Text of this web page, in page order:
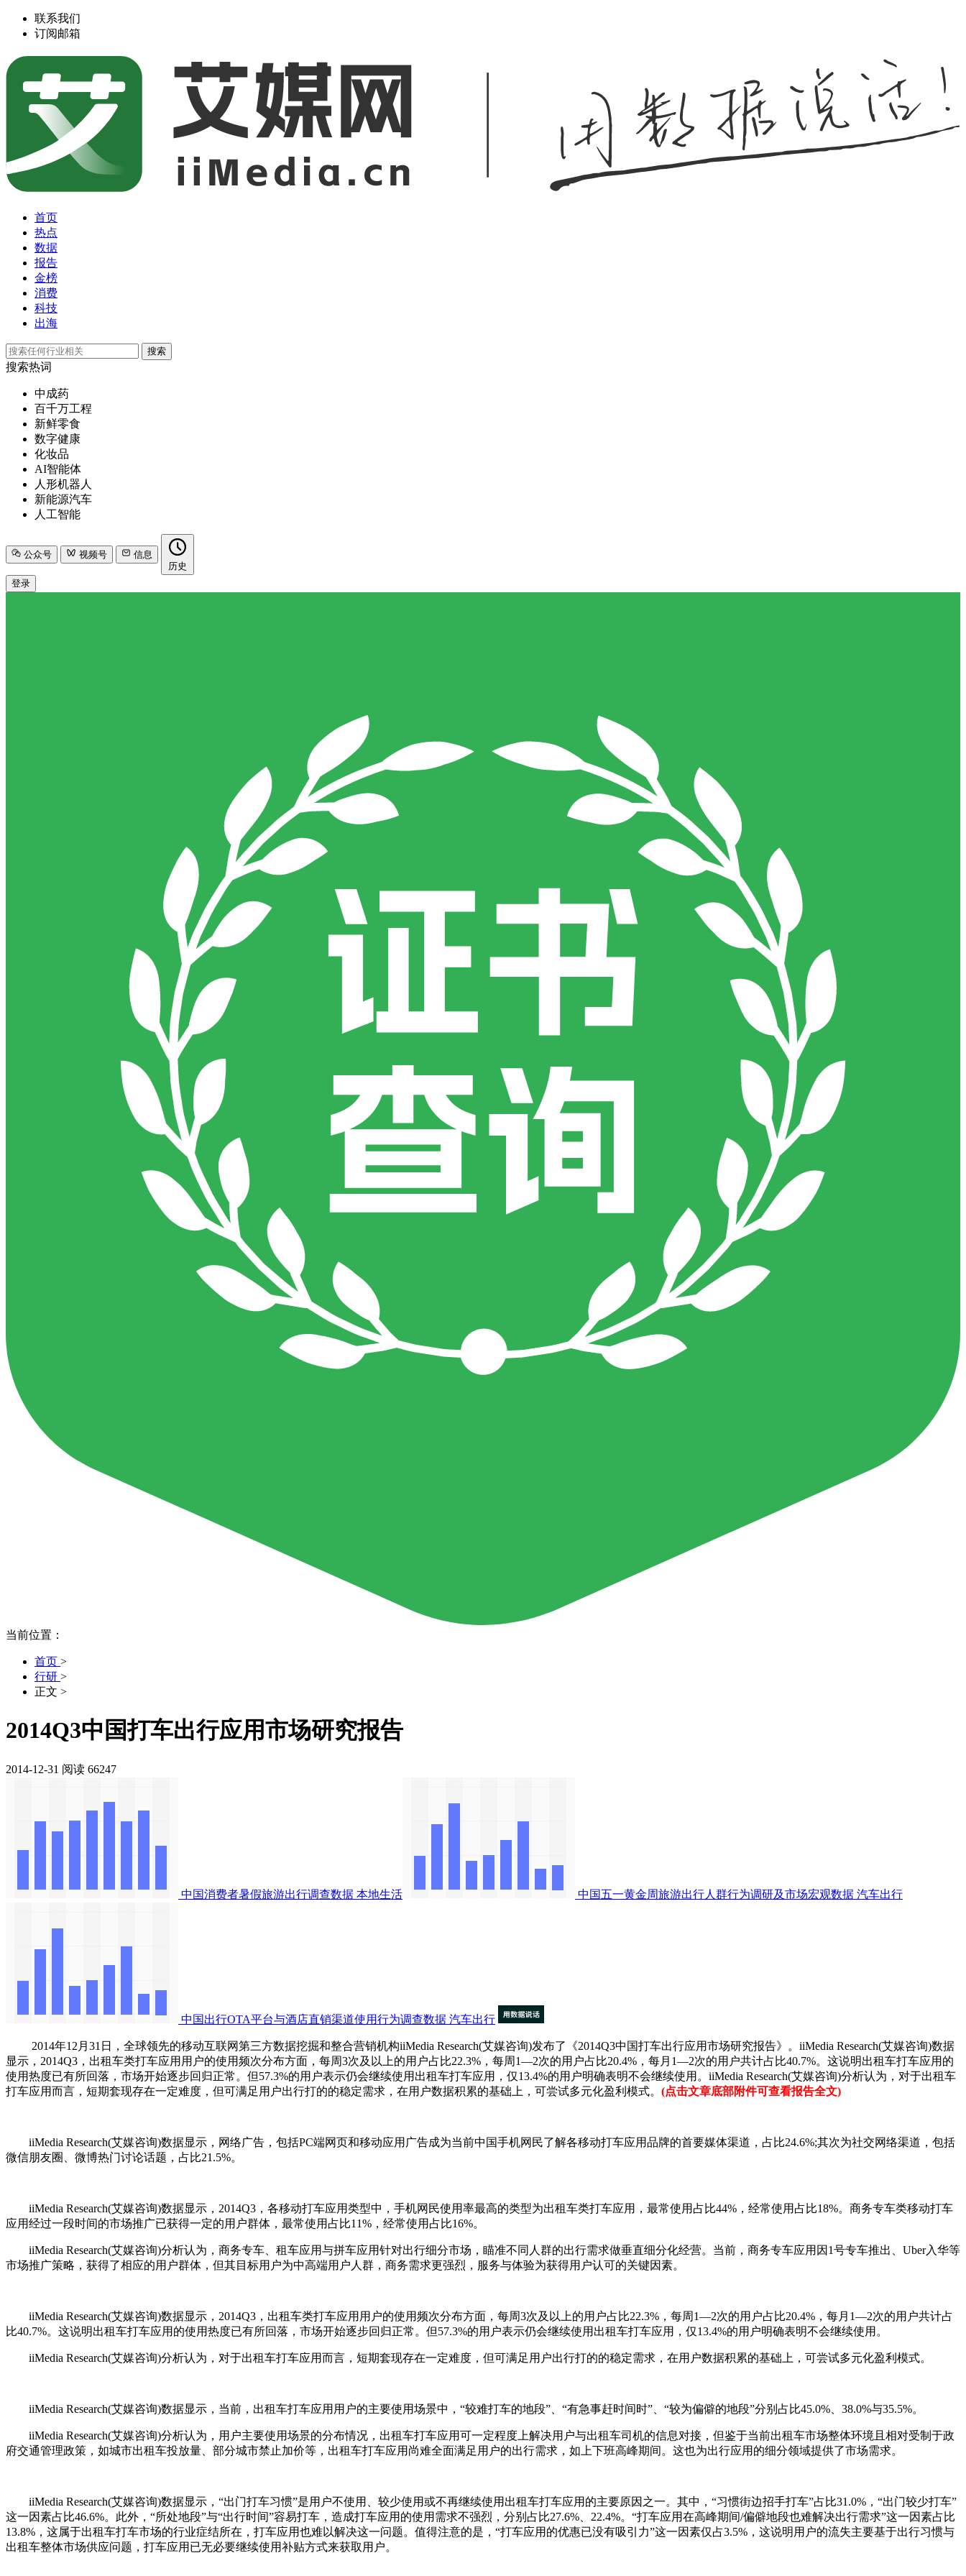
联系我们
订阅邮箱
首页
热点
数据
报告
金榜
消费
科技
出海
搜索
搜索热词
中成药
百千万工程
新鲜零食
数字健康
化妆品
AI智能体
人形机器人
新能源汽车
人工智能
公众号 视频号
信息
历史
登录
当前位置：
首页 >
行研 >
正文 >
2014Q3中国打车出行应用市场研究报告
2014-12-31 阅读 66247
中国消费者暑假旅游出行调查数据 本地生活 中国五一黄金周旅游出行人群行为调研及市场宏观数据 汽车出行
中国出行OTA平台与酒店直销渠道使用行为调查数据 汽车出行
2014年12月31日，全球领先的移动互联网第三方数据挖掘和整合营销机构iiMedia Research(艾媒咨询)发布了《2014Q3中国打车出行应用市场研究报告》。iiMedia Research(艾媒咨询)数据
显示，2014Q3，出租车类打车应用用户的使用频次分布方面，每周3次及以上的用户占比22.3%，每周1—2次的用户占比20.4%，每月1—2次的用户共计占比40.7%。这说明出租车打车应用的
使用热度已有所回落，市场开始逐步回归正常。但57.3%的用户表示仍会继续使用出租车打车应用，仅13.4%的用户明确表明不会继续使用。iiMedia Research(艾媒咨询)分析认为，对于出租车
打车应用而言，短期套现存在一定难度，但可满足用户出行打的的稳定需求，在用户数据积累的基础上，可尝试多元化盈利模式。 (点击文章底部附件可查看报告全文)
iiMedia Research(艾媒咨询)数据显示，网络广告，包括PC端网页和移动应用广告成为当前中国手机网民了解各移动打车应用品牌的首要媒体渠道，占比24.6%;其次为社交网络渠道，包括
微信朋友圈、微博热门讨论话题，占比21.5%。
iiMedia Research(艾媒咨询)数据显示，2014Q3，各移动打车应用类型中，手机网民使用率最高的类型为出租车类打车应用，最常使用占比44%，经常使用占比18%。商务专车类移动打车
应用经过一段时间的市场推广已获得一定的用户群体，最常使用占比11%，经常使用占比16%。
iiMedia Research(艾媒咨询)分析认为，商务专车、租车应用与拼车应用针对出行细分市场，瞄准不同人群的出行需求做垂直细分化经营。当前，商务专车应用因1号专车推出、Uber入华等
市场推广策略，获得了相应的用户群体，但其目标用户为中高端用户人群，商务需求更强烈，服务与体验为获得用户认可的关键因素。
iiMedia Research(艾媒咨询)数据显示，2014Q3，出租车类打车应用用户的使用频次分布方面，每周3次及以上的用户占比22.3%，每周1—2次的用户占比20.4%，每月1—2次的用户共计占
比40.7%。这说明出租车打车应用的使用热度已有所回落，市场开始逐步回归正常。但57.3%的用户表示仍会继续使用出租车打车应用，仅13.4%的用户明确表明不会继续使用。
iiMedia Research(艾媒咨询)分析认为，对于出租车打车应用而言，短期套现存在一定难度，但可满足用户出行打的的稳定需求，在用户数据积累的基础上，可尝试多元化盈利模式。
iiMedia Research(艾媒咨询)数据显示，当前，出租车打车应用用户的主要使用场景中，“较难打车的地段”、“有急事赶时间时”、“较为偏僻的地段”分别占比45.0%、38.0%与35.5%。
iiMedia Research(艾媒咨询)分析认为，用户主要使用场景的分布情况，出租车打车应用可一定程度上解决用户与出租车司机的信息对接，但鉴于当前出租车市场整体环境且相对受制于政
府交通管理政策，如城市出租车投放量、部分城市禁止加价等，出租车打车应用尚难全面满足用户的出行需求，如上下班高峰期间。这也为出行应用的细分领域提供了市场需求。
iiMedia Research(艾媒咨询)数据显示，“出门打车习惯”是用户不使用、较少使用或不再继续使用出租车打车应用的主要原因之一。其中，“习惯街边招手打车”占比31.0%，“出门较少打车”
这一因素占比46.6%。此外，“所处地段”与“出行时间”容易打车，造成打车应用的使用需求不强烈，分别占比27.6%、22.4%。“打车应用在高峰期间/偏僻地段也难解决出行需求”这一因素占比
13.8%，这属于出租车打车市场的行业症结所在，打车应用也难以解决这一问题。值得注意的是，“打车应用的优惠已没有吸引力”这一因素仅占3.5%，这说明用户的流失主要基于出行习惯与
出租车整体市场供应问题，打车应用已无必要继续使用补贴方式来获取用户。